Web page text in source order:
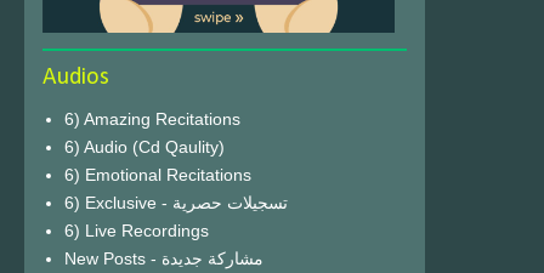
Audios
6) Amazing Recitations
6) Audio (Cd Qaulity)
6) Emotional Recitations
6) Exclusive - تسجيلات حصرية
6) Live Recordings
New Posts - مشاركة جديدة